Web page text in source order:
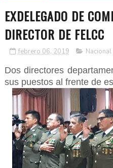
EXDELEGADO DE
DIRECTOR DE FELCC
febrero 06, 2019 Nacional
Dos directores
sus puestos al frente de